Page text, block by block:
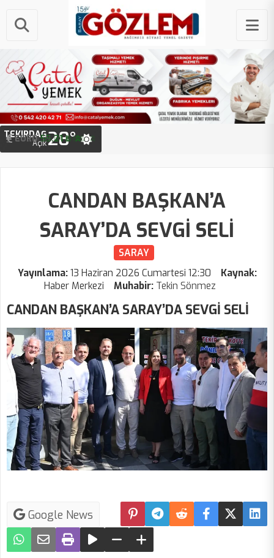
EURO 55.21 ₺
STERLIN 64.46 ₺
TEKIRDAĞ
Açık28°
CANDAN BAŞKAN’A
SARAY’DA SEVGİ SELİ
SARAY
Yayınlama:13 Haziran 2026 Cumartesi 12:30
Kaynak:
Haber Merkezi
Muhabir: Tekin Sönmez
CANDAN BAŞKAN’A SARAY’DA SEVGİ SELİ
Google News